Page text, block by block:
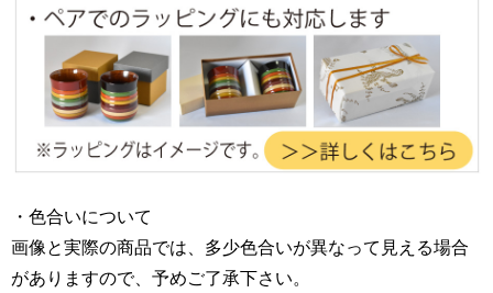
・色合いについて
画像と実際の商品では、多少色合いが異なって見える場合
がありますので、予めご了承下さい。